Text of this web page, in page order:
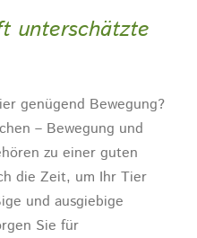
unterschätzte
genügend Bewegung?
– Bewegung und
zu einer guten
die Zeit, um Ihr Tier
und ausgiebige
Sie für